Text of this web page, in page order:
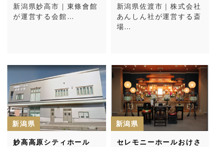
新潟県妙高市｜東條會館
が運営する会館…
新潟県佐渡市｜株式会社
あんしん社が運営する斎
場…
新潟県
妙⾼⾼原シティホール
新潟県
セレモニーホールおけさ